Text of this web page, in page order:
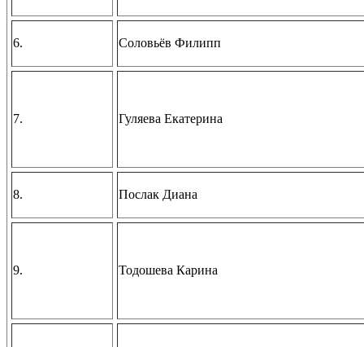
6. Соловьёв Филипп
7. Гуляева Екатерина
8. Послак Диана
9. Тодошева Карина